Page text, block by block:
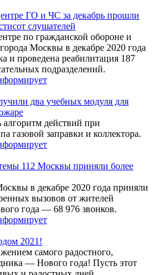
ГО и ЧС за декабрь прошли
слушателей
по гражданской обороне и
Москвы в декабре 2020 года
и проведена реабилитация 187
подразделений.
два учебных модуля для
действий при
газовой заправки и коллектора.
112 Москвы приняли более
в декабре 2020 года приняли
вызовов от жителей
года — 68 976 звонков.
2021!
самого радостного,
— Нового года! Пусть этот